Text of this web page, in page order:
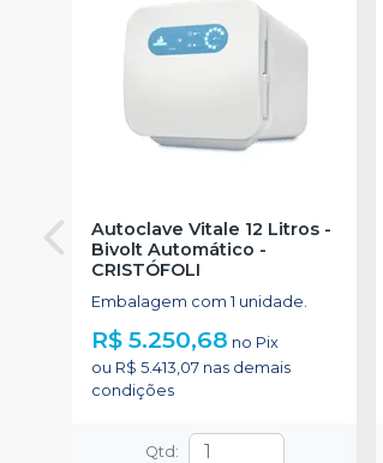
Autoclave Vitale 12 Litros -
Bivolt Automático -
CRISTÓFOLI
Embalagem com 1 unidade.
R$ 5.250,68 no Pix
ou R$ 5.413,07 nas demais
condições
Qtd :